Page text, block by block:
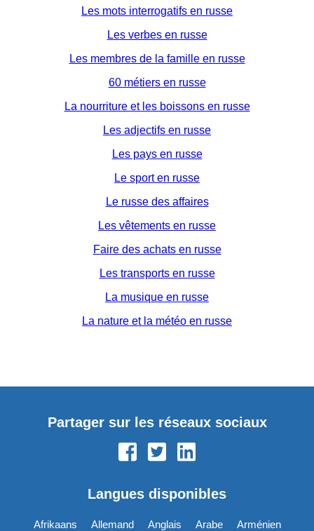
Les mots interrogatifs en russe
Les verbes en russe
Les membres de la famille en russe
60 métiers en russe
La nourriture et les boissons en russe
Les adjectifs en russe
Les pays en russe
Le sport en russe
Le russe des affaires
Les vêtements en russe
Faire des achats en russe
Les transports en russe
La musique en russe
La nature et la météo en russe
Partager sur les réseaux sociaux
Langues disponibles
Afrikaans Allemand Anglais Arabe
Arménien